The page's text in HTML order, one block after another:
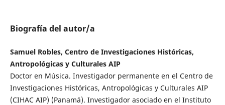
Biografía del autor/a
Samuel Robles, Centro de Investigaciones Históricas,
Antropológicas y Culturales AIP
Doctor en Música. Investigador permanente en el Centro de
Investigaciones Históricas, Antropológicas y Culturales AIP
(CIHAC AIP) (Panamá). Investigador asociado en el Instituto